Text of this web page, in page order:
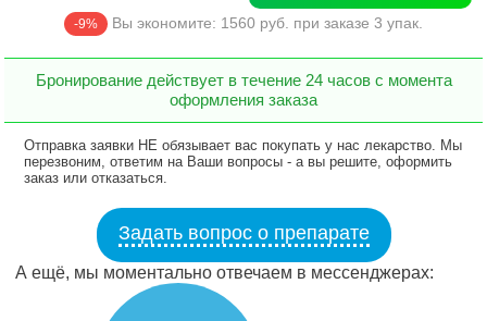
-9% Вы экономите: 1560 руб. при заказе 3 упак.
Бронирование действует в течение 24 часов с момента
оформления заказа
Отправка заявки НЕ обязывает вас покупать у нас лекарство. Мы
перезвоним, ответим на Ваши вопросы - а вы решите, оформить
заказ или отказаться.
Задать вопрос о препарате
А ещё, мы моментально отвечаем в мессенджерах: